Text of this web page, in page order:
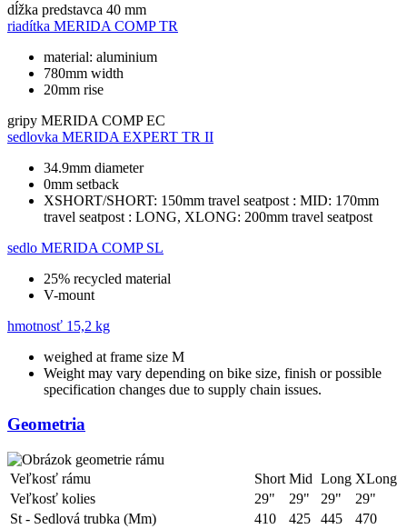
dĺžka predstavca 40 mm
riadítka MERIDA COMP TR
material: aluminium
780mm width
20mm rise
gripy MERIDA COMP EC
sedlovka MERIDA EXPERT TR II
34.9mm diameter
0mm setback
XSHORT/SHORT: 150mm travel seatpost : MID: 170mm
travel seatpost : LONG, XLONG: 200mm travel seatpost
sedlo MERIDA COMP SL
25% recycled material
V-mount
hmotnosť 15,2 kg
weighed at frame size M
Weight may vary depending on bike size, finish or possible
specification changes due to supply chain issues.
Geometria
Veľkosť rámu Short Mid Long XLong
Veľkosť kolies
29" 29" 29"
29"
St - Sedlová trubka (Mm)
410 425 445
470